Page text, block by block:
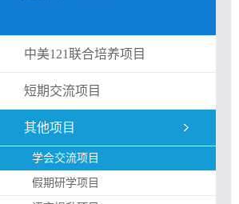
中美121联合培养项目
短期交流项目
其他项目
学会交流项目
假期研学项目